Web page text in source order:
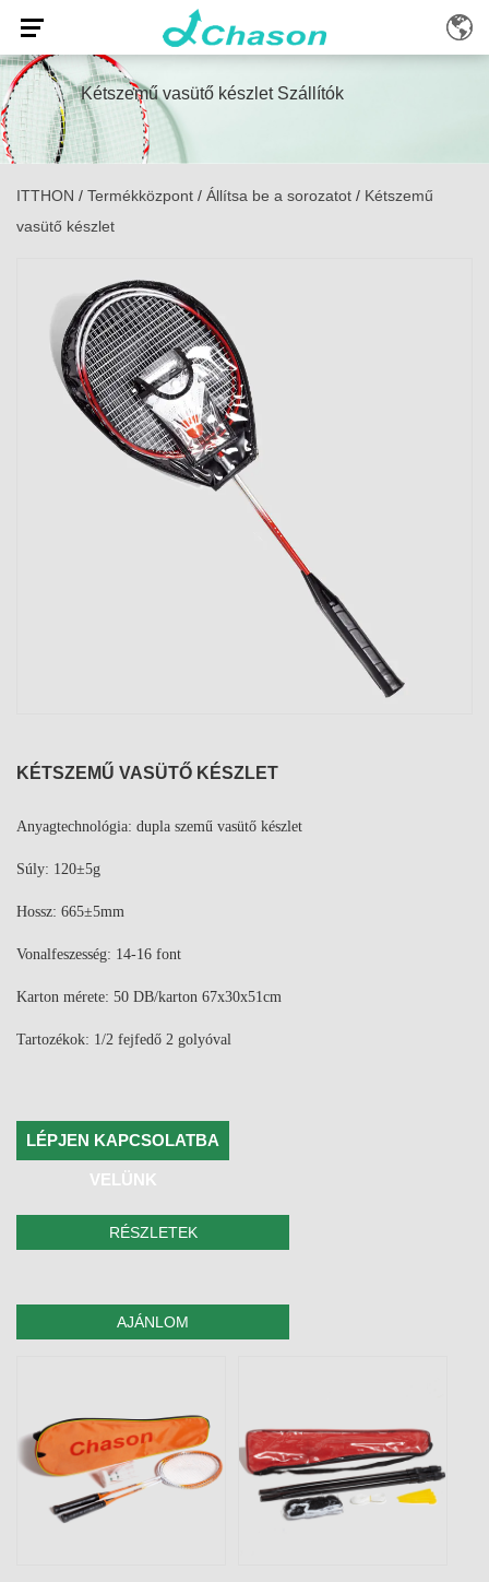
Kétszemű vasütő készlet Szállítók
ITTHON / Termékközpont / Állítsa be a sorozatot / Kétszemű
vasütő készlet
KÉTSZEMŰ VASÜTŐ KÉSZLET
Anyagtechnológia: dupla szemű vasütő készlet
Súly: 120±5g
Hossz: 665±5mm
Vonalfeszesség: 14-16 font
Karton mérete: 50 DB/karton 67x30x51cm
Tartozékok: 1/2 fejfedő 2 golyóval
LÉPJEN KAPCSOLATBA
VELÜNK
RÉSZLETEK
AJÁNLOM